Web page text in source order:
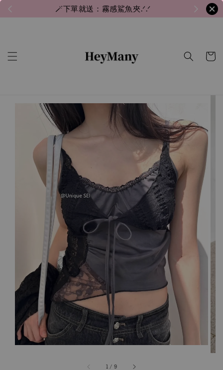
🪄下單就送：霧感鯊魚夾.ᐟ.ᐟ
1 / 9